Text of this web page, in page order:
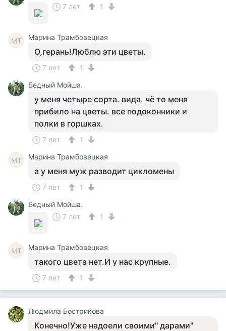
7 лет
1
МТ Марина Трамбовецкая
О,герань!Люблю эти цветы.
7 лет
1
Бедный Мойша.
у меня четыре сорта. вида. чё то меня
прибило на цветы. все подоконники и
полки в горшках.
7 лет 1
МТ Марина Трамбовецкая
а у меня муж разводит цикломены
7 лет
1
Бедный Мойша.
7 лет
1
МТ Марина Трамбовецкая
такого цвета нет.И у нас крупные.
7 лет 1
Людмила Бострикова
Конечно!Уже надоели своими" дарами"